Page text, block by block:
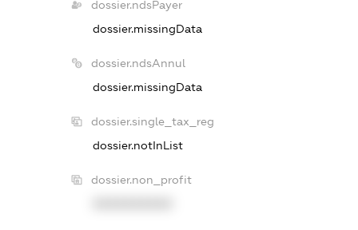
dossier.ndsPayer
dossier.missingData
dossier.ndsAnnul
dossier.missingData
dossier.single_tax_reg
dossier.notInList
dossier.non_profit